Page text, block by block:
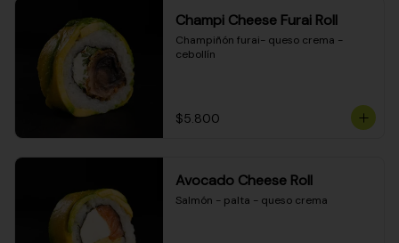
Champi Cheese Furai Roll
Champiñón furai- queso crema -
cebollín
$5.800
Avocado Cheese Roll
Salmón - palta - queso crema